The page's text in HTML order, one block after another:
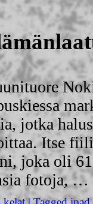
jotka
Itse
joka oli
fotoja, …